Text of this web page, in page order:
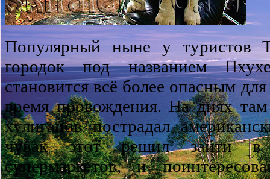
Популярный ныне у туристов
городок под названием
становится всё более опасным
время провождения. На днях
хулиганов пострадал
чувак этот решил зайти
супермаркетов, и